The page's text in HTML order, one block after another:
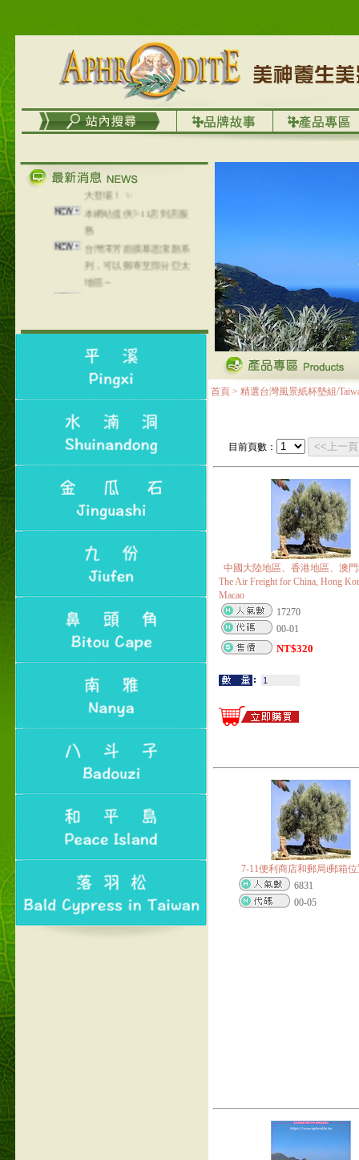
🇫🇷✨ 2026 歐洲化妝品原
大登場！ ✨
本網站提供7-11店到店服
台灣澤芳面膜慕思潔顏系
地區～
在外租屋者、居住處無管
進入內頁連結～
成功加入
Line@aphrodite2020 24小
本站支援台灣Pay
本站聲明：本站目前已無
和葛堡國際有限公司任何
合作關係
本站支援支付宝
2017年1月1日起，中国大
陆运费不限重量，调降为
NT$320(RMB￥71.00)
首頁 > 精選台灣風景紙杯墊組/
目前頁數： <<上一頁
中國大陸地區、香港地區、澳
The Air Freight for China, Hong
Macao
17270
00-01
NT$320
7-11便利商店和郵局i郵箱
6831
00-05